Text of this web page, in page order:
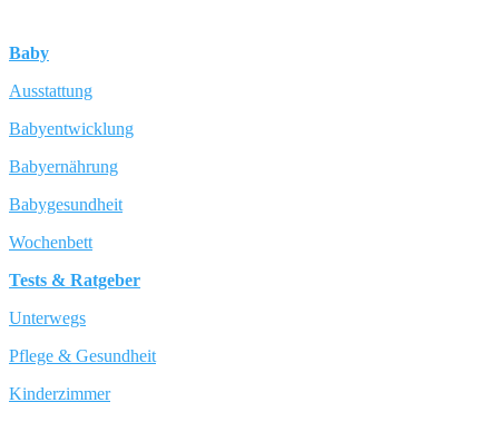
Baby
Ausstattung
Babyentwicklung
Babyernährung
Babygesundheit
Wochenbett
Tests & Ratgeber
Unterwegs
Pflege & Gesundheit
Kinderzimmer